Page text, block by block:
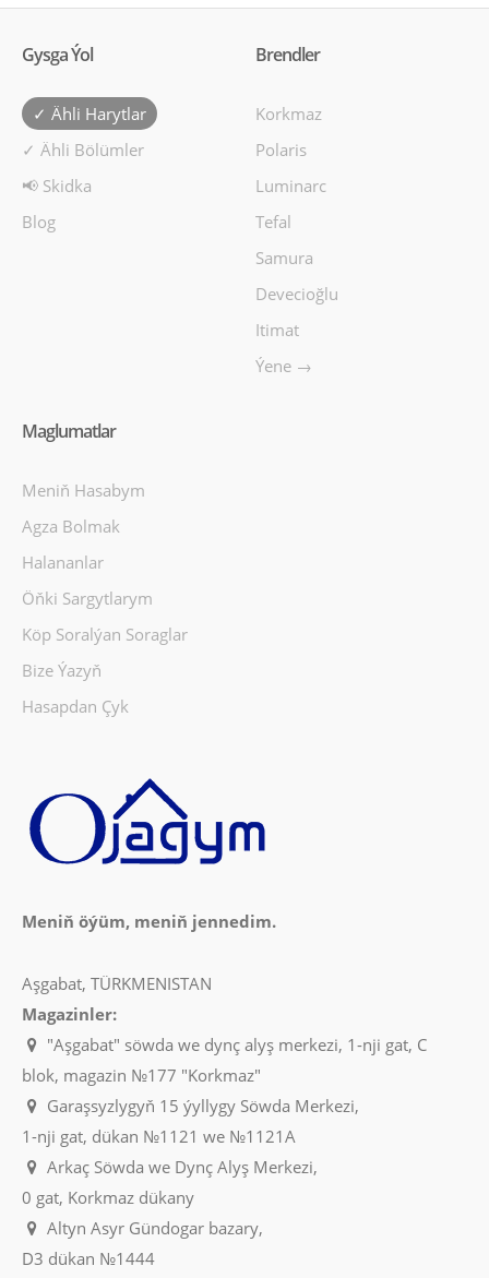
Gysga Ýol
✓ Ähli Harytlar
✓ Ähli Bölümler
📢 Skidka
Blog
Brendler
Korkmaz
Polaris
Luminarc
Tefal
Samura
Devecioğlu
Itimat
Ýene →
Maglumatlar
Meniň Hasabym
Agza Bolmak
Halananlar
Öňki Sargytlarym
Köp Soralýan Soraglar
Bize Ýazyň
Hasapdan Çyk
Meniň öýüm, meniň jennedim.
Aşgabat, TÜRKMENISTAN
Magazinler:
"Aşgabat" söwda we dynç alyş merkezi, 1-nji gat, C
blok, magazin №177 "Korkmaz"
Garaşsyzlygyň 15 ýyllygy Söwda Merkezi,
1-nji gat, dükan №1121 we №1121A
Arkaç Söwda we Dynç Alyş Merkezi,
0 gat, Korkmaz dükany
Altyn Asyr Gündogar bazary,
D3 dükan №1444